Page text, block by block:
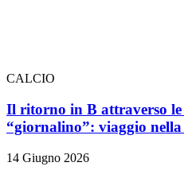
CALCIO
Il ritorno in B attraverso le
“giornalino”: viaggio nella
14 Giugno 2026